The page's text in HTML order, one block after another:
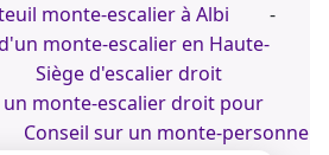
monte-escalier à Albi
-
monte-escalier en Haute-
Siège d'escalier droit
un monte-escalier droit pour
Conseil sur un monte-personne